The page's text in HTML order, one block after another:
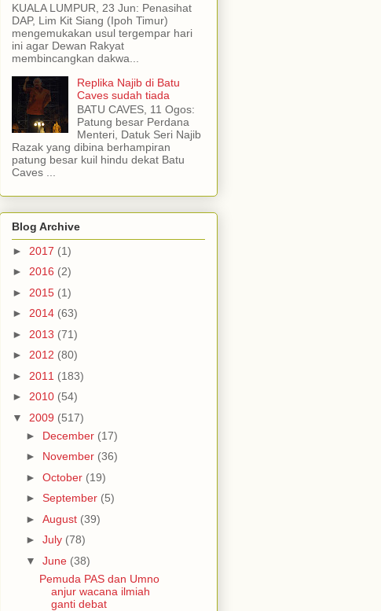
KUALA LUMPUR, 23 Jun: Penasihat
DAP, Lim Kit Siang (Ipoh Timur)
mengemukakan usul tergempar hari
ini agar Dewan Rakyat
membincangkan dakwa...
Replika Najib di Batu
Caves sudah tiada
BATU CAVES, 11 Ogos:
Patung besar Perdana
Menteri, Datuk Seri Najib
Razak yang dibina berhampiran
patung besar kuil hindu dekat Batu
Caves ...
Blog Archive
► 2017 (1)
► 2016 (2)
► 2015 (1)
► 2014 (63)
► 2013 (71)
► 2012 (80)
► 2011 (183)
► 2010 (54)
▼ 2009 (517)
► December (17)
► November (36)
► October (19)
► September (5)
► August (39)
► July (78)
▼ June (38)
Pemuda PAS dan Umno
anjur wacana ilmiah
ganti debat